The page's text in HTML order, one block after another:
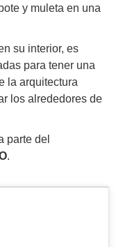
y muleta en una
su interior, es
para tener una
la arquitectura
los alrededores de
parte del
.